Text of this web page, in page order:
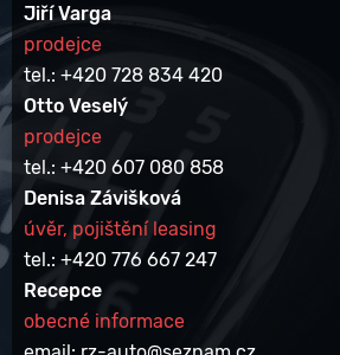
Jiří Varga
prodejce
tel.: +420 728 834 420
Otto Veselý
prodejce
tel.: +420 607 080 858
Denisa Závišková
úvěr, pojištění leasing
tel.: +420 776 667 247
Recepce
obecné informace